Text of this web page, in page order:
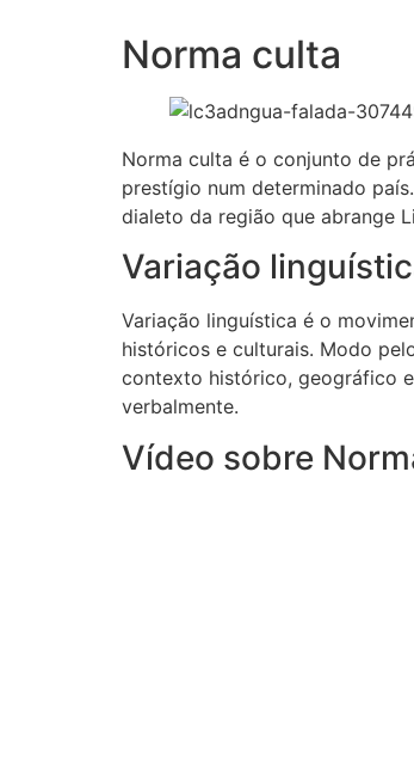
Norma culta
Norma culta é o conjunto de
prestígio num determinado
dialeto da região que abrange
Variação
Variação linguística é o
históricos e culturais. Modo
contexto histórico, geográfico
verbalmente.
Vídeo sobre